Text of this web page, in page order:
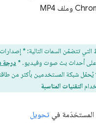
سننشئ ملف WebM لاستخدامه على Chrome وملف MP4
تتضمّن السمات التالية: * إصدارات من
أحداث بث صوت وفيديو. *درجة دقة
شبكة المستخدمين بأكثر من طاقتها *
التقنيات المناسبة
في تحويل